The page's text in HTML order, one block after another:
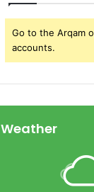
Go to the Arqam
accounts.
Weather